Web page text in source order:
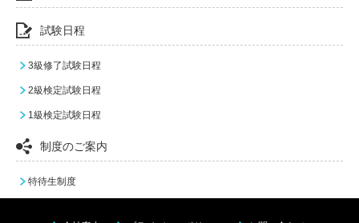
試験日程
3級修了試験日程
2級検定試験日程
1級検定試験日程
制度のご案内
特待生制度